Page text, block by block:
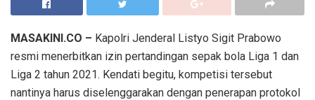
MASAKINI.CO – Kapolri Jenderal Listyo Sigit Prabowo
resmi menerbitkan izin pertandingan sepak bola Liga 1 dan
Liga 2 tahun 2021. Kendati begitu, kompetisi tersebut
nantinya harus diselenggarakan dengan penerapan protokol